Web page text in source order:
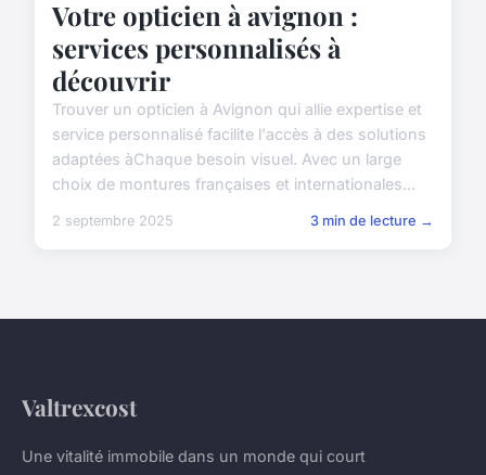
Votre opticien à avignon :
services personnalisés à
découvrir
Trouver un opticien à Avignon qui allie expertise et
service personnalisé facilite l'accès à des solutions
adaptées àChaque besoin visuel. Avec un large
choix de montures françaises et internationales...
2 septembre 2025 3 min de lecture →
Valtrexcost
Une vitalité immobile dans un monde qui court